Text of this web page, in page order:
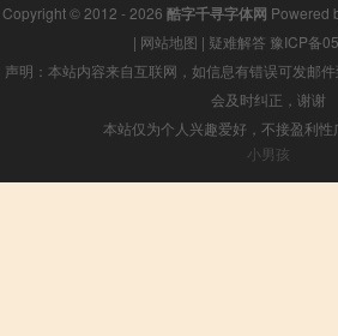
Copyright © 2012 - 2026 酷字千寻字体网 Powered
| 网站地图 | 疑难解答 豫ICP备
声明：本站内容来自互联网，如信息有错误可发邮
会及时纠正，谢谢
本站仅为个人兴趣爱好，不接盈利性
小男孩